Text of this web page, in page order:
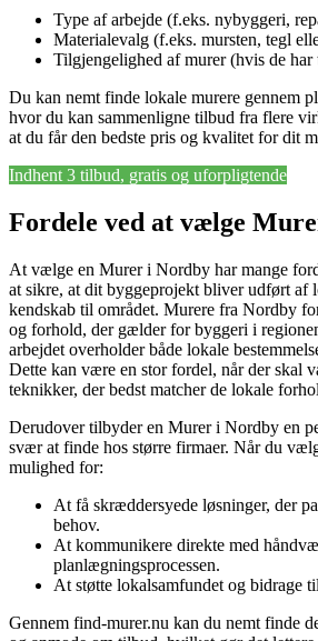
Type af arbejde (f.eks. nybyggeri,
Materialevalg (f.eks. mursten, tegl
Tilgjengelighed af murer (hvis de
Du kan nemt finde lokale murere gennem
hvor du kan sammenligne tilbud fra flere
at du får den bedste pris og kvalitet for dit
Indhent 3 tilbud, gratis og uforpligtende
Fordele ved at vælge
At vælge en Murer i Nordby har mange
at sikre, at dit byggeprojekt bliver udført af
kendskab til området. Murere fra Nordby
og forhold, der gælder for byggeri i
arbejdet overholder både lokale
Dette kan være en stor fordel, når der skal
teknikker, der bedst matcher de lokale
Derudover tilbyder en Murer i Nordby en
svær at finde hos større firmaer. Når du
mulighed for:
At få skræddersyede løsninger, der
behov.
At kommunikere direkte med
planlægningsprocessen.
At støtte lokalsamfundet og bidrage
Gennem find-murer.nu kan du nemt finde